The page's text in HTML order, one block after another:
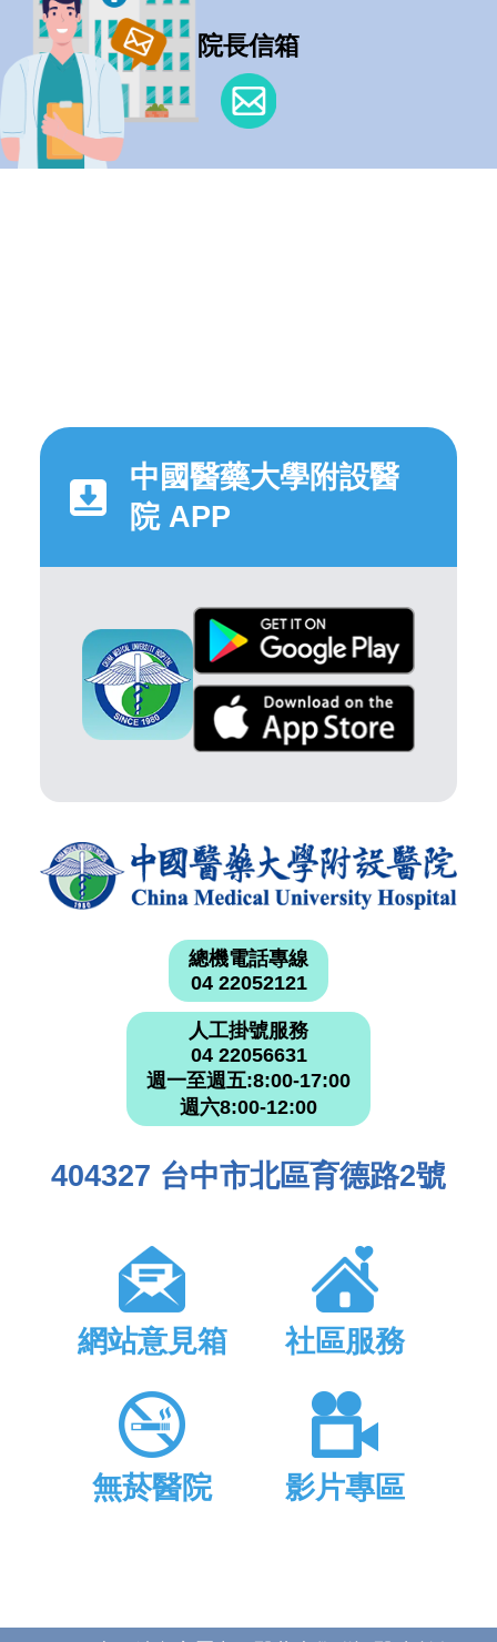
院長信箱
中國醫藥大學附設醫
院 APP
總機電話專線
04 22052121
人工掛號服務
04 22056631
週一至週五:8:00-17:00
週六8:00-12:00
404327 台中市北區育德路2號
網站意見箱 社區服務
無菸醫院 影片專區